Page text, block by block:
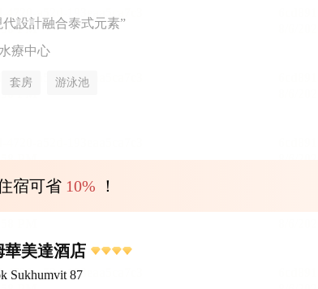
代設計融合泰式元素”
療中心
套房 游泳池
宿可省 10% ！
華美達酒店
Sukhumvit 87